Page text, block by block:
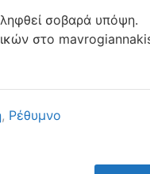
σοβαρά υπόψη.
στο
, Ρέθυμνο